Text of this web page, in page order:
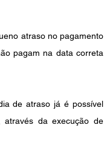
atraso no pagamento
pagam na data correta
de atraso já é possível
através da execução de